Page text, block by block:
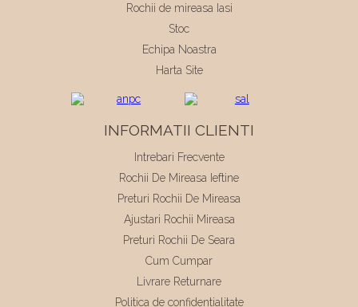
Rochii de mireasa Iasi
Stoc
Echipa Noastra
Harta Site
INFORMATII CLIENTI
Intrebari Frecvente
Rochii De Mireasa Ieftine
Preturi Rochii De Mireasa
Ajustari Rochii Mireasa
Preturi Rochii De Seara
Cum Cumpar
Livrare Returnare
Politica de confidentialitate